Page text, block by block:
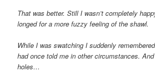
That was better. Still I wasn’t completely
longed for a more fuzzy feeling of the shawl.
While I was swatching I suddenly
had once told me in other circumstances.
holes…